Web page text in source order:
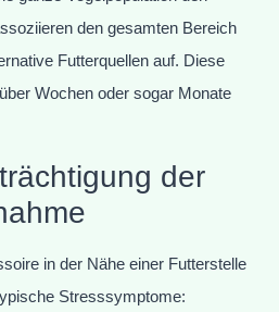
den gesamten Bereich
Futterquellen auf. Diese
Wochen oder sogar Monate
der
in der Nähe einer Futterstelle
Stresssymptome: